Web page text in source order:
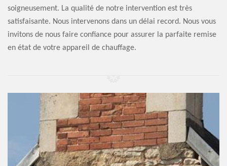
soigneusement. La qualité de notre intervention est très
satisfaisante. Nous intervenons dans un délai record. Nous vous
invitons de nous faire confiance pour assurer la parfaite remise
en état de votre appareil de chauffage.